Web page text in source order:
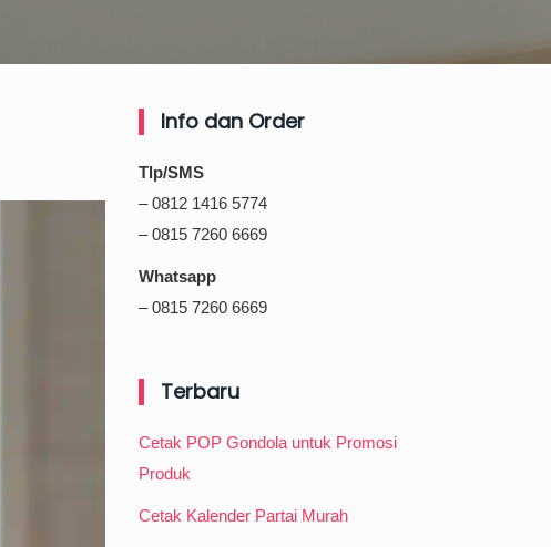
Info dan Order
Tlp/SMS
– 0812 1416 5774
– 0815 7260 6669
Whatsapp
– 0815 7260 6669
Terbaru
Cetak POP Gondola untuk Promosi
Produk
Cetak Kalender Partai Murah